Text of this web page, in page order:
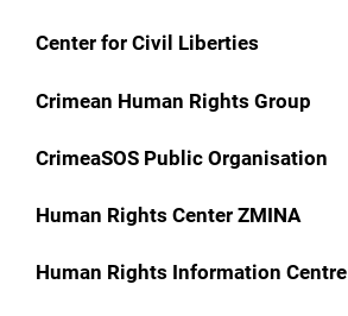
Center for Civil Liberties
Crimean Human Rights Group
CrimeaSOS Public Organisation
Human Rights Center ZMINA
Human Rights Information Centre